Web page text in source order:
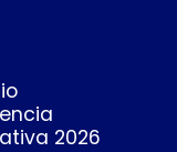
2026